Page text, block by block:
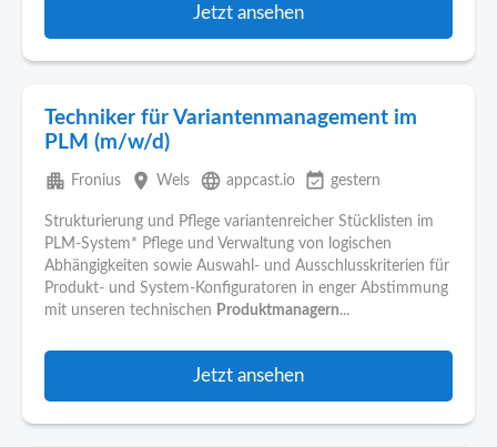
Jetzt ansehen
Techniker für Variantenmanagement im
PLM (m/w/d)
apartment Fronius place Wels language appcast.io event_available gestern
Strukturierung und Pflege variantenreicher Stücklisten im
PLM-System* Pflege und Verwaltung von logischen
Abhängigkeiten sowie Auswahl- und Ausschlusskriterien für
Produkt- und System-Konfiguratoren in enger Abstimmung
mit unseren technischen Produktmanagern...
Jetzt ansehen